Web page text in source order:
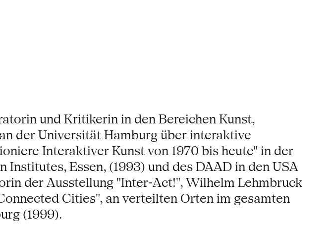
und Kritikerin in den Bereichen Kunst,
der Universität Hamburg über interaktive
Interaktiver Kunst von 1970 bis heute" in der
Essen, (1993) und des DAAD in den USA
der Ausstellung "Inter-Act!", Wilhelm Lehmbruck
Cities", an verteilten Orten im gesamten
(1999).